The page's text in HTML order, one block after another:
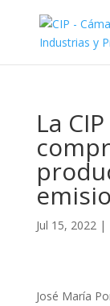
La
Jul 15, 2022|
José María